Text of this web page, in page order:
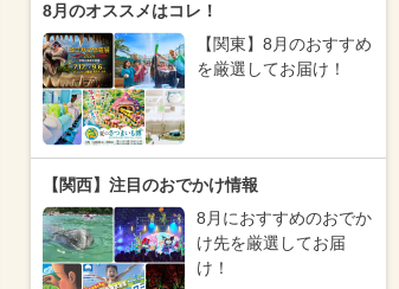
8月のオススメはコレ！
【関東】8月のおすすめ
を厳選してお届け！
【関西】注目のおでかけ情報
8月におすすめのおでか
け先を厳選してお届
け！